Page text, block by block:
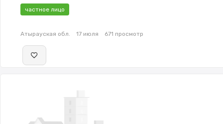
Оптика,Частично меблирована,Частично
меблирована,Домофон,Видеонаблюдение,Комнаты
частное лицо
Атырауская обл. 17 июля 671 просмотр